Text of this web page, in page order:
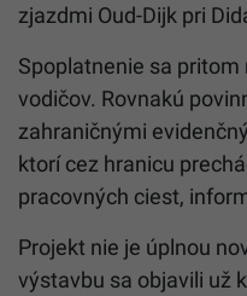
zjazdmi Oud-Dijk pri
Spoplatnenie sa
vodičov. Rovnakú
zahraničnými
ktorí cez hranicu
pracovných ciest,
Projekt nie je úplnou
výstavbu sa objavili už